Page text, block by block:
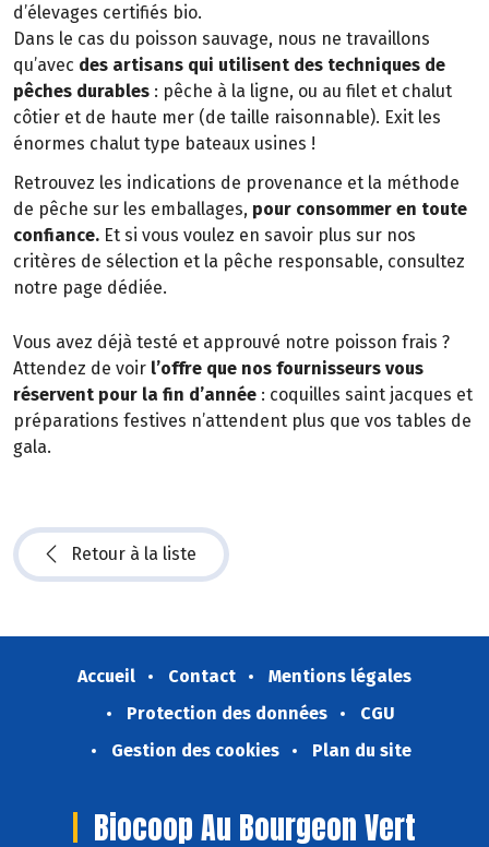
d’élevages certifiés bio.
Dans le cas du poisson sauvage, nous ne travaillons
qu’avec des artisans qui utilisent des techniques de
pêches durables : pêche à la ligne, ou au filet et chalut
côtier et de haute mer (de taille raisonnable). Exit les
énormes chalut type bateaux usines !
Retrouvez les indications de provenance et la méthode
de pêche sur les emballages, pour consommer en toute
confiance. Et si vous voulez en savoir plus sur nos
critères de sélection et la pêche responsable, consultez
notre page dédiée.
Vous avez déjà testé et approuvé notre poisson frais ?
Attendez de voir l’offre que nos fournisseurs vous
réservent pour la fin d’année : coquilles saint jacques et
préparations festives n’attendent plus que vos tables de
gala.
Retour à la liste
Accueil Contact
Mentions légales
Protection des données
CGU
Gestion des cookies
Plan du site
Biocoop Au Bourgeon Vert